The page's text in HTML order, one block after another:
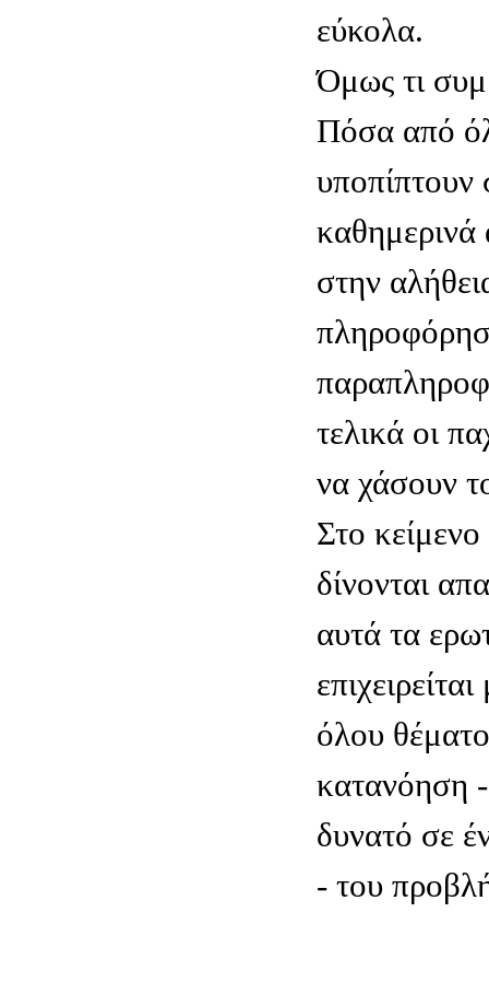
εύκολα.
Όμως τι
Πόσα από
υποπίπτουν
καθημερινά
στην
τελικά οι
να χάσουν
Στο
δίνονται
αυτά τα
όλου
κατανόηση
δυνατό σε
- του